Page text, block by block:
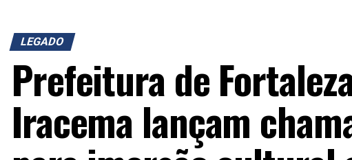
LEGADO
Prefeitura de
Iracema lançam